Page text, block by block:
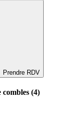
Prendre RDV
combles (4)